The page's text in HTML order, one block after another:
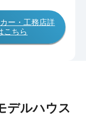
ー・工務店詳
こちら
デルハウス